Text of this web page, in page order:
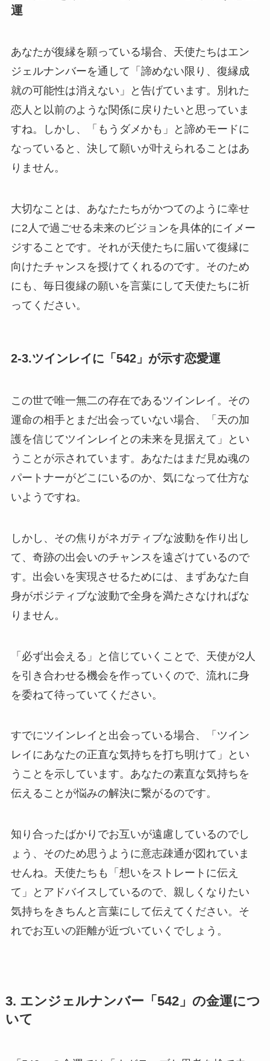
運
あなたが復縁を願っている場合、天使たちはエン
ジェルナンバーを通して「諦めない限り、復縁成
就の可能性は消えない」と告げています。別れた
恋人と以前のような関係に戻りたいと思っていま
すね。しかし、「もうダメかも」と諦めモードに
なっていると、決して願いが叶えられることはあ
りません。
大切なことは、あなたたちがかつてのように幸せ
に2人で過ごせる未来のビジョンを具体的にイメー
ジすることです。それが天使たちに届いて復縁に
向けたチャンスを授けてくれるのです。そのため
にも、毎日復縁の願いを言葉にして天使たちに祈
ってください。
2-3.ツインレイに「542」が示す恋愛運
この世で唯一無二の存在であるツインレイ。その
運命の相手とまだ出会っていない場合、「天の加
護を信じてツインレイとの未来を見据えて」とい
うことが示されています。あなたはまだ見ぬ魂の
パートナーがどこにいるのか、気になって仕方な
いようですね。
しかし、その焦りがネガティブな波動を作り出し
て、奇跡の出会いのチャンスを遠ざけているので
す。出会いを実現させるためには、まずあなた自
身がポジティブな波動で全身を満たさなければな
りません。
「必ず出会える」と信じていくことで、天使が2人
を引き合わせる機会を作っていくので、流れに身
を委ねて待っていてください。
すでにツインレイと出会っている場合、「ツイン
レイにあなたの正直な気持ちを打ち明けて」とい
うことを示しています。あなたの素直な気持ちを
伝えることが悩みの解決に繋がるのです。
知り合ったばかりでお互いが遠慮しているのでし
ょう、そのため思うように意志疎通が図れていま
せんね。天使たちも「想いをストレートに伝え
て」とアドバイスしているので、親しくなりたい
気持ちをきちんと言葉にして伝えてください。そ
れでお互いの距離が近づいていくでしょう。
3. エンジェルナンバー「542」の金運につ
いて